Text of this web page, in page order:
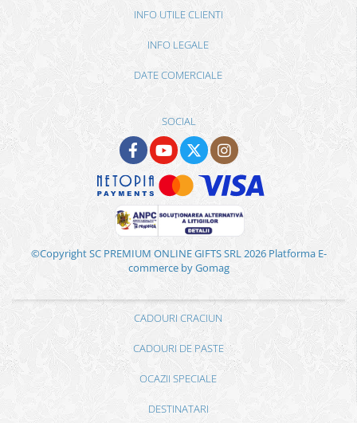
INFO UTILE CLIENTI
INFO LEGALE
DATE COMERCIALE
SOCIAL
©Copyright SC PREMIUM ONLINE GIFTS SRL 2026 Platforma E-
commerce by Gomag
CADOURI CRACIUN
CADOURI DE PASTE
OCAZII SPECIALE
DESTINATARI